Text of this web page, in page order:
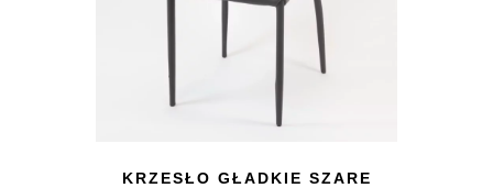
KRZESŁO GŁADKIE SZARE